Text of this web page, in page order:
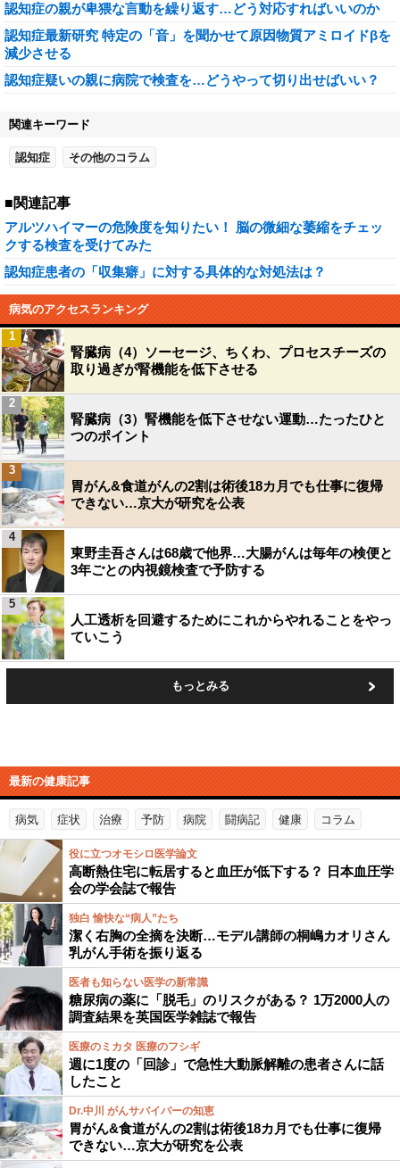
認知症の親が卑猥な言動を繰り返す…どう対応すればいいのか
認知症最新研究 特定の「音」を聞かせて原因物質アミロイドβを
減少させる
認知症疑いの親に病院で検査を…どうやって切り出せばいい？
関連キーワード
認知症 その他のコラム
■関連記事
アルツハイマーの危険度を知りたい！ 脳の微細な萎縮をチェッ
クする検査を受けてみた
認知症患者の「収集癖」に対する具体的な対処法は？
病気のアクセスランキング
腎臓病（4）ソーセージ、ちくわ、プロセスチーズの
取り過ぎが腎機能を低下させる
1
腎臓病（3）腎機能を低下させない運動…たったひと
つのポイント
2
胃がん&食道がんの2割は術後18カ月でも仕事に復帰
できない…京大が研究を公表
3
東野圭吾さんは68歳で他界…大腸がんは毎年の検便と
3年ごとの内視鏡検査で予防する
4
人工透析を回避するためにこれからやれることをやっ
ていこう
5
もっとみる
最新の健康記事
病気 症状 治療 予防 病院 闘病記 健康 コラム
役に立つオモシロ医学論文
高断熱住宅に転居すると血圧が低下する？ 日本血圧学
会の学会誌で報告
独白 愉快な“病人”たち
潔く右胸の全摘を決断…モデル講師の桐嶋カオリさん
乳がん手術を振り返る
医者も知らない医学の新常識
糖尿病の薬に「脱毛」のリスクがある？ 1万2000人の
調査結果を英国医学雑誌で報告
医療のミカタ 医療のフシギ
週に1度の「回診」で急性大動脈解離の患者さんに話
したこと
Dr.中川 がんサバイバーの知恵
胃がん&食道がんの2割は術後18カ月でも仕事に復帰
できない…京大が研究を公表